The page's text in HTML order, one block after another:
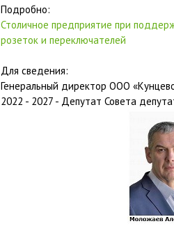
Подробно:
Столичное предприятие при
розеток и переключателей
Для сведения:
Генеральный директор ООО
2022 - 2027 - Депутат Совета